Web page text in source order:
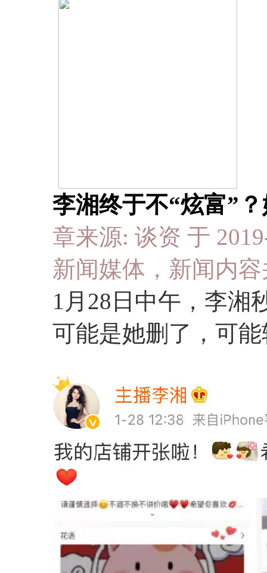
李湘终于不“炫富”
章来源: 谈资 于
新闻媒体，新闻内
1月28日中午，李湘
可能是她删了，可